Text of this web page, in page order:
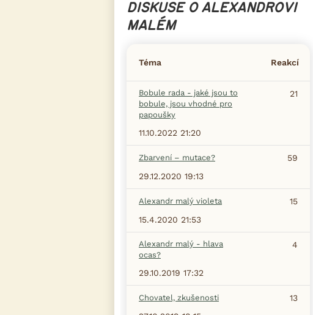
DISKUSE O ALEXANDROVI
MALÉM
Téma Reakcí
Bobule rada - jaké jsou to
bobule, jsou vhodné pro
papoušky
21
11.10.2022 21:20
Zbarvení – mutace?
59
29.12.2020 19:13
Alexandr malý violeta
15
15.4.2020 21:53
Alexandr malý - hlava
ocas?
4
29.10.2019 17:32
Chovatel, zkušenosti
13